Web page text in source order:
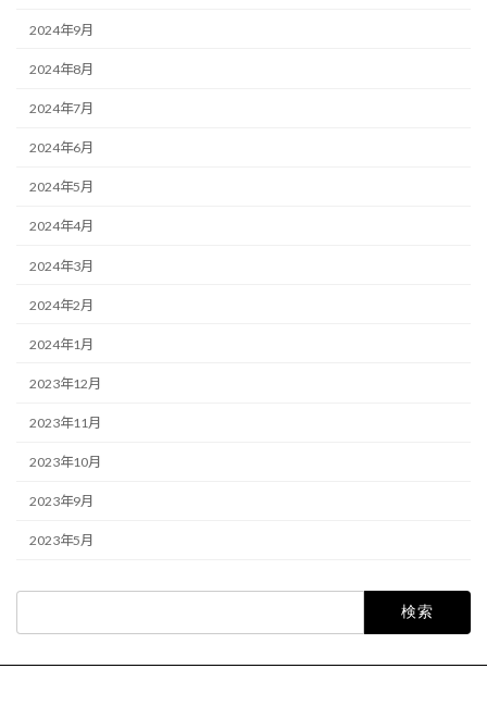
2024年9月
2024年8月
2024年7月
2024年6月
2024年5月
2024年4月
2024年3月
2024年2月
2024年1月
2023年12月
2023年11月
2023年10月
2023年9月
2023年5月